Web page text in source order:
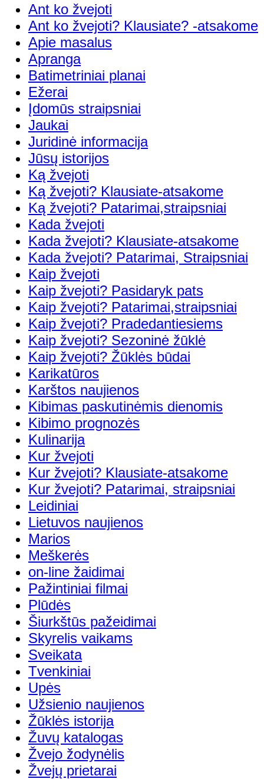
Ant ko žvejoti
Ant ko žvejoti? Klausiate? -atsakome
Apie masalus
Apranga
Batimetriniai planai
Ežerai
Įdomūs straipsniai
Jaukai
Juridinė informacija
Jūsų istorijos
Ką žvejoti
Ką žvejoti? Klausiate-atsakome
Ką žvejoti? Patarimai,straipsniai
Kada žvejoti
Kada žvejoti? Klausiate-atsakome
Kada žvejoti? Patarimai, Straipsniai
Kaip žvejoti
Kaip žvejoti? Pasidaryk pats
Kaip žvejoti? Patarimai,straipsniai
Kaip žvejoti? Pradedantiesiems
Kaip žvejoti? Sezoninė žūklė
Kaip žvejoti? Žūklės būdai
Karikatūros
Karštos naujienos
Kibimas paskutinėmis dienomis
Kibimo prognozės
Kulinarija
Kur žvejoti
Kur žvejoti? Klausiate-atsakome
Kur žvejoti? Patarimai, straipsniai
Leidiniai
Lietuvos naujienos
Marios
Meškerės
on-line žaidimai
Pažintiniai filmai
Plūdės
Šiurkštūs pažeidimai
Skyrelis vaikams
Sveikata
Tvenkiniai
Upės
Užsienio naujienos
Žūklės istorija
Žuvų katalogas
Žvejo žodynėlis
Žvejų prietarai